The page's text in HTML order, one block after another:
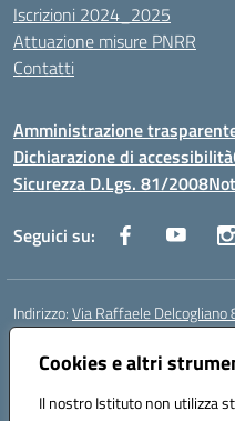
Cookies e altri
Il nostro Istituto non utilizza
Iscrizioni 2024_2025
Attuazione misure PNRR
Contatti
Amministrazione
Dichiarazione di accessibilità
Sicurezza D.Lgs. 81/2008
Seguici su:
Indirizzo:Via Raffaele Delcogliano
Centralino:
Posta elettronica certificata
Codice fiscale: 90003320620